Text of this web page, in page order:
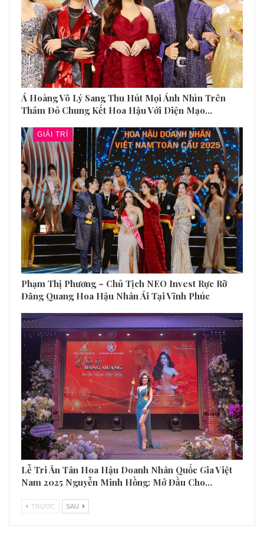
Á Hoàng Võ Lý Sang Thu Hút Mọi Ánh Nhìn Trên
Thảm Đỏ Chung Kết Hoa Hậu Với Diện Mạo…
GIẢI TRÍ
Phạm Thị Phương – Chủ Tịch NEO Invest Rực Rỡ
Đăng Quang Hoa Hậu Nhân Ái Tại Vĩnh Phúc
Lễ Tri Ân Tân Hoa Hậu Doanh Nhân Quốc Gia Việt
Nam 2025 Nguyễn Minh Hồng: Mở Đầu Cho…
TRƯƠC SAU